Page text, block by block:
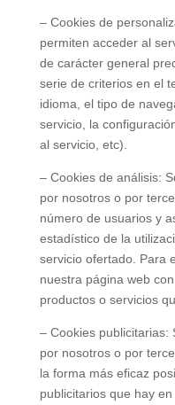
– Cookies de
permiten acceder al
de carácter general
serie de criterios en el
idioma, el tipo de
servicio, la
al servicio, etc).
– Cookies de análisis:
por nosotros o por
número de usuarios y
estadístico de la
servicio ofertado. Para
nuestra página web
productos o servicios
– Cookies publicitarias:
por nosotros o por
la forma más eficaz
publicitarios que hay